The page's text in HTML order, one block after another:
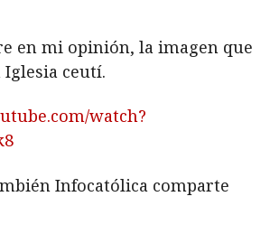
en mi opinión, la imagen que
Iglesia ceutí.
watch?
Infocatólica comparte